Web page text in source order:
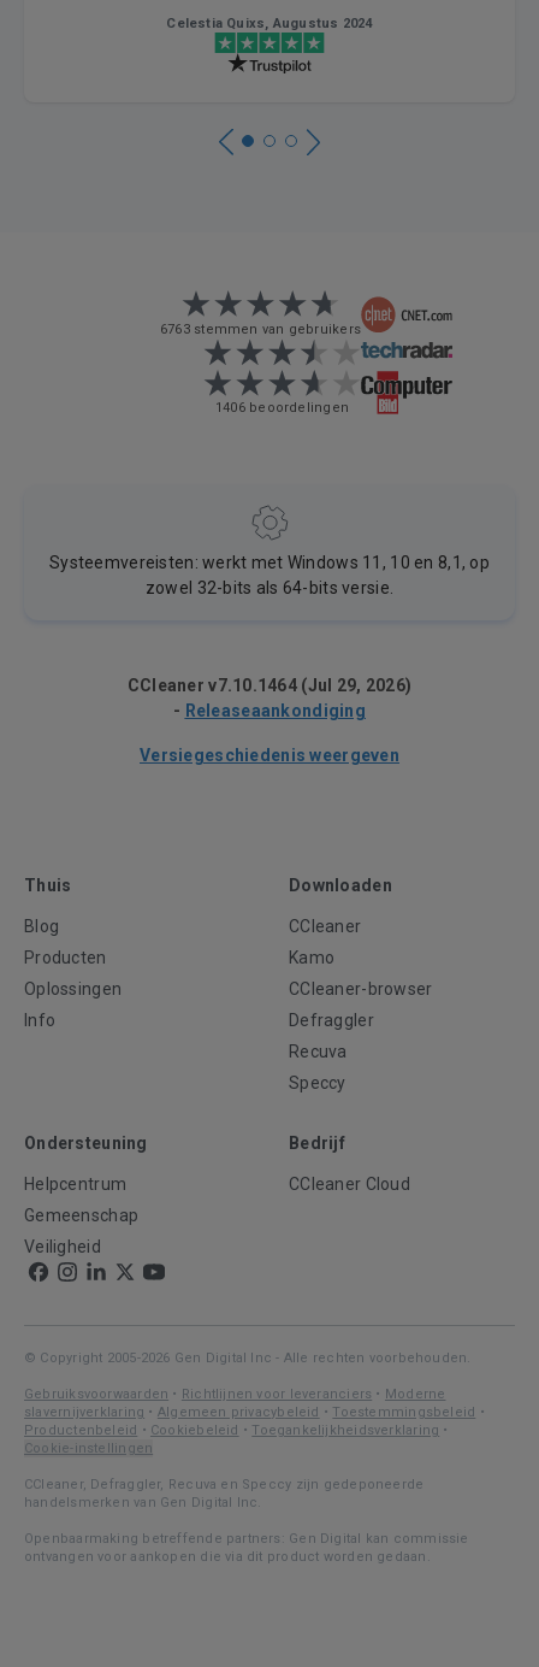
Celestia Quixs, Augustus 2024
6763 stemmen van gebruikers
1406 beoordelingen
Systeemvereisten: werkt met Windows 11, 10 en 8,1, op
zowel 32-bits als 64-bits versie.
CCleaner v7.10.1464 (Jul 29, 2026)
- Releaseaankondiging
Versiegeschiedenis weergeven
Thuis
Blog
Producten
Oplossingen
Info
Downloaden
CCleaner
Kamo
CCleaner-browser
Defraggler
Recuva
Speccy
Ondersteuning
Helpcentrum
Gemeenschap
Veiligheid
Bedrijf
CCleaner Cloud
© Copyright 2005-2026 Gen Digital Inc - Alle rechten voorbehouden.
Gebruiksvoorwaarden • Richtlijnen voor leveranciers • Moderne
slavernijverklaring • Algemeen privacybeleid • Toestemmingsbeleid •
Productenbeleid • Cookiebeleid • Toegankelijkheidsverklaring •
Cookie-instellingen
CCleaner, Defraggler, Recuva en Speccy zijn gedeponeerde
handelsmerken van Gen Digital Inc.
Openbaarmaking betreffende partners: Gen Digital kan commissie
ontvangen voor aankopen die via dit product worden gedaan.